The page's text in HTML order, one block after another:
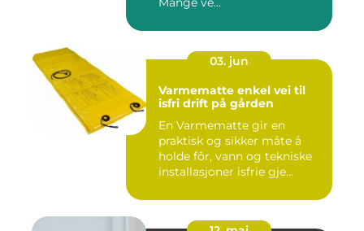
03. jun
Varmematte enkel vei til
isfri drift på gården
En Varmematte gir en
praktisk og sikker måte å
holde fôr, vann og tekniske
installasjoner isfrie gje...